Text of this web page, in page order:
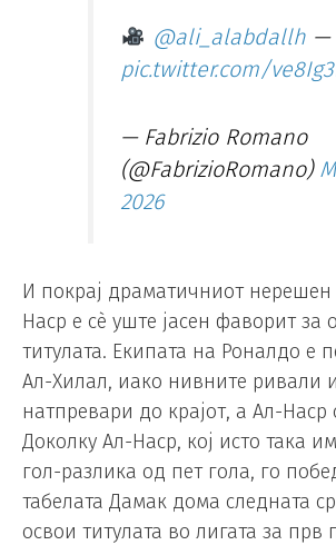
@ali_alabdallh—
pic.twitter.com/
— Fabrizio Romano
(@FabrizioRomano)
2026
И покрај драматичниот нерешен
Наср е сè уште јасен фаворит за
титулата. Екипата на Роналдо е
Ал-Хилал, иако нивните ривали
натпревари до крајот, а Ал-Наср
Доколку Ал-Наср, кој исто така
гол-разлика од пет гола, го
табелата Дамак дома следната
освои титулата во лигата за прв